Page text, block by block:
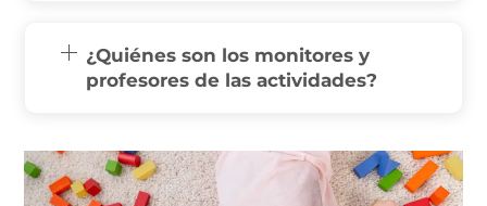
¿Quiénes son los monitores y
profesores de las actividades?